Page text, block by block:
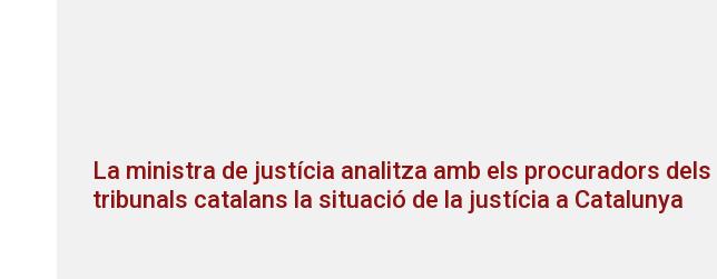
La ministra de justícia analitza amb els procuradors dels
tribunals catalans la situació de la justícia a Catalunya